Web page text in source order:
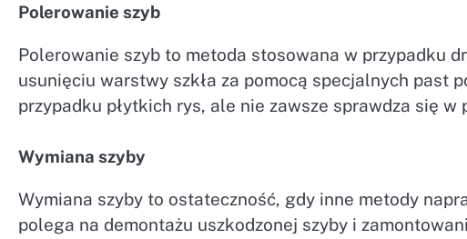
Polerowanie szyb
Polerowanie szyb to metoda stosowana w przypadku
usunięciu warstwy szkła za pomocą specjalnych past
przypadku płytkich rys, ale nie zawsze sprawdza się w
Wymiana szyby
Wymiana szyby to ostateczność, gdy inne metody
polega na demontażu uszkodzonej szyby i